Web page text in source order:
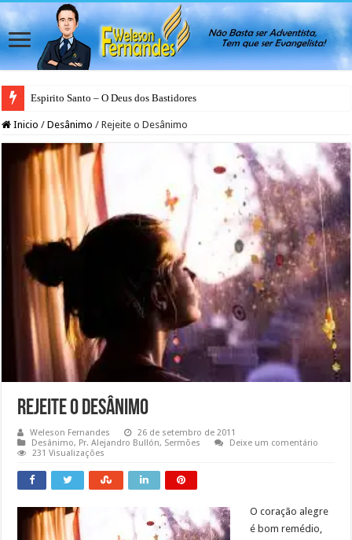
Espirito Santo – O Deus dos Bastidores
Inicio / Desânimo / Rejeite o Desânimo
Rejeite o Desânimo
Weleson Fernandes
26 de setembro de 2011
Desânimo, Pr. Alejandro Bullón, Sermões
Deixe um comentário
231 Visualizações
O coração alegre
é bom remédio,